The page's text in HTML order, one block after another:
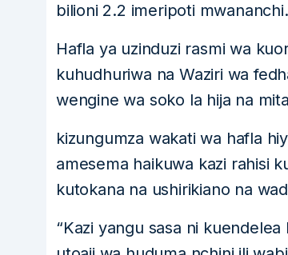
bilioni 2.2 imeripoti mwananchi.
Hafla ya uzinduzi rasmi wa
kuhudhuriwa na Waziri wa
wengine wa soko la hija na
kizungumza wakati wa hafla
amesema haikuwa kazi rahisi
kutokana na ushirikiano na
“Kazi yangu sasa ni